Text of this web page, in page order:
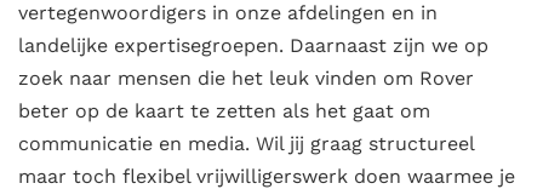
vertegenwoordigers in onze afdelingen en in
landelijke expertisegroepen. Daarnaast zijn we op
zoek naar mensen die het leuk vinden om Rover
beter op de kaart te zetten als het gaat om
communicatie en media. Wil jij graag structureel
maar toch flexibel vrijwilligerswerk doen waarmee je